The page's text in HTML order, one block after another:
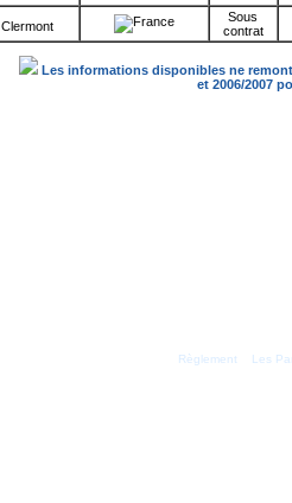
Clermont
Sous
contrat
Les informations disponibles ne
et 2006/2007
Règlement Les